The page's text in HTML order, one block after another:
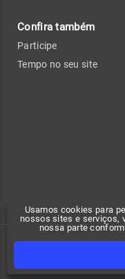
Usamos cookies para
nossos sites e serviços,
nossa parte
Confira também
Participe
Tempo no seu site
Copyright 2026 -